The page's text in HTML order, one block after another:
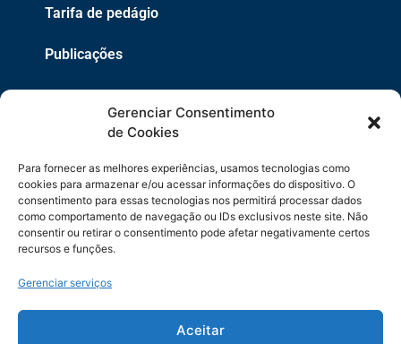
Gerenciar Consentimento
de Cookies
Para fornecer as melhores experiências, usamos tecnologias como
cookies para armazenar e/ou acessar informações do dispositivo. O
consentimento para essas tecnologias nos permitirá processar dados
como comportamento de navegação ou IDs exclusivos neste site. Não
consentir ou retirar o consentimento pode afetar negativamente certos
recursos e funções.
Gerenciar serviços
Aceitar
Tarifa de pedágio
Publicações
EPR
Copyright 2021 © 2026 Grupo EPR - Todos Os Direitos
Código de Defesa do Consumidor
Política de Cookies